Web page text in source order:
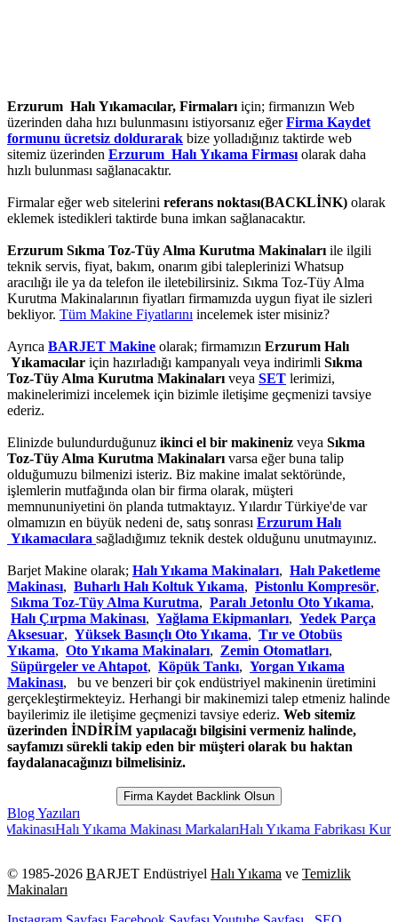
Erzurum Halı Yıkamacılar, Firmalarıiçin; firmanızın Web
üzerinden daha hızı bulunmasını istiyorsanız eğerFirma Kaydet
formunu ücretsiz doldurarak bize yolladığınız taktirde web
sitemiz üzerinden Erzurum Halı Yıkama Firmasıolarak daha
hızlı bulunması sağlanacaktır.
Firmalar eğer web sitelerini referans noktası(BACKLİNK) olarak
eklemek istedikleri taktirde buna imkan sağlanacaktır.
Erzurum Sıkma Toz-Tüy Alma Kurutma Makinalarıile ilgili
teknik servis, fiyat, bakım, onarım gibi taleplerinizi Whatsup
aracılığı ile ya da telefon ile iletebilirsiniz. Sıkma Toz-Tüy Alma
Kurutma Makinalarının fiyatları firmamızda uygun fiyat ile sizleri
bekliyor. Tüm Makine Fiyatlarını incelemek ister misiniz?
Ayrıca BARJET Makine olarak; firmamızın Erzurum Halı
Yıkamacılar için hazırladığı kampanyalı veya indirimli Sıkma
Toz-Tüy Alma Kurutma Makinalarıveya SET lerimizi,
makinelerimizi incelemek için bizimle iletişime geçmenizi tavsiye
ederiz.
Elinizde bulundurduğunuz ikinci el bir makineniz veya Sıkma
Toz-Tüy Alma Kurutma Makinalarıvarsa eğer buna talip
olduğumuzu bilmenizi isteriz. Biz makine imalat sektöründe,
işlemlerin mutfağında olan bir firma olarak, müşteri
memnununiyetini ön planda tutmaktayız. Yılardır Türkiye'de var
olmamızın en büyük nedeni de, satış sonrası Erzurum Halı
Yıkamacılara sağladığımız teknik destek olduğunu unutmayınız.
Barjet Makine olarak; Halı Yıkama Makinaları, Halı Paketleme
Makinası, Buharlı Halı Koltuk Yıkama, Pistonlu Kompresör,
Sıkma Toz-Tüy Alma Kurutma, Paralı Jetonlu Oto Yıkama,
Halı Çırpma Makinası, Yağlama Ekipmanları, Yedek Parça
Aksesuar, Yüksek Basınçlı Oto Yıkama, Tır ve Otobüs
Yıkama, Oto Yıkama Makinaları, Zemin Otomatları,
Süpürgeler ve Ahtapot, Köpük Tankı, Yorgan Yıkama
Makinası, bu ve benzeri bir çok endüstriyel makinenin üretimini
gerçekleştirmekteyiz. Herhangi bir makinemizi talep etmeniz halinde
bayilerimiz ile iletişime geçmenizi tavsiye ederiz. Web sitemiz
üzerinden İNDİRİM yapılacağı bilgisini vermeniz halinde,
sayfamızı sürekli takip eden bir müşteri olarak bu haktan
faydalanacağınızı bilmelisiniz.
Firma Kaydet Backlink Olsun
Blog Yazıları
Halı Yıkama Makinası MarkalarıHalı Yıkama Fabrikası Kurulumu
© 1985-2026 BARJET Endüstriyel Halı Yıkama ve Temizlik
Makinaları